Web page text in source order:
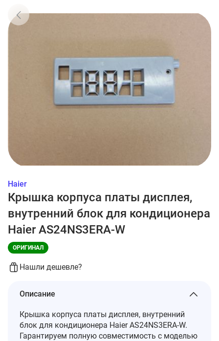
Haier
Крышка корпуса платы дисплея,
внутренний блок для кондиционера
Haier AS24NS3ERA-W
ОРИГИНАЛ
Нашли дешевле?
Описание
Крышка корпуса платы дисплея, внутренний
блок для кондиционера Haier AS24NS3ERA-W.
Гарантируем полную совместимость с моделью